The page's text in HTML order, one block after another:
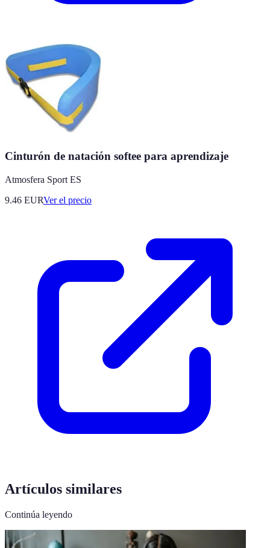
Cinturón de natación softee para aprendizaje
Atmosfera Sport ES
9.46 EURVer el precio
Artículos similares
Continúa leyendo